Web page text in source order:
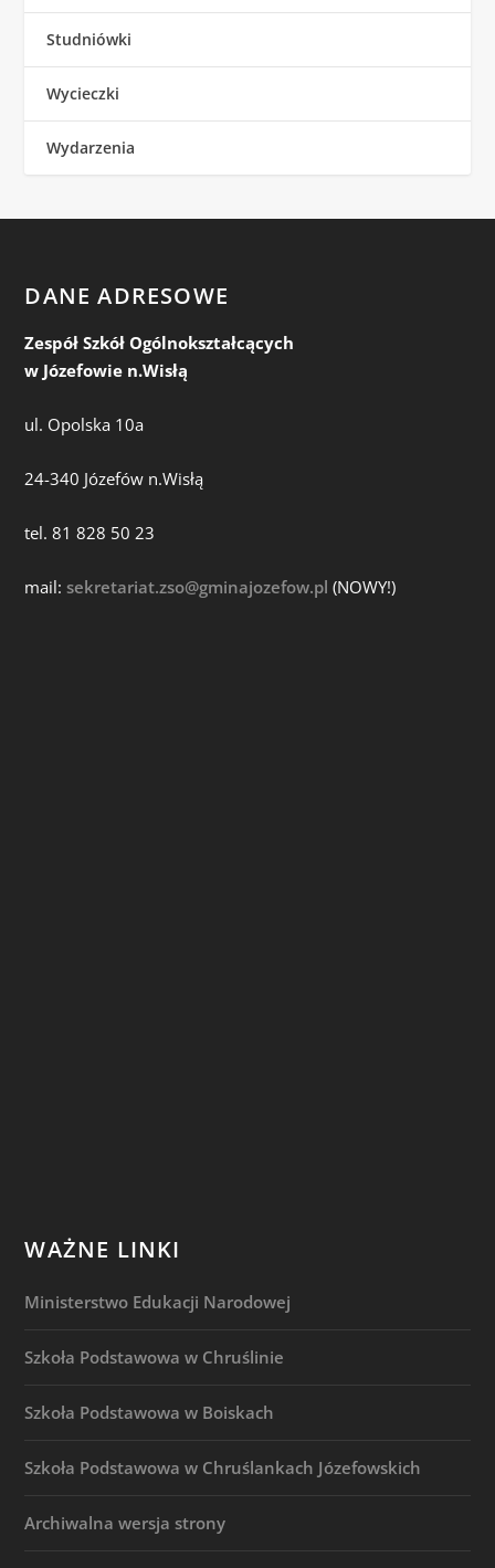
Studniówki
Wycieczki
Wydarzenia
DANE ADRESOWE
Zespół Szkół Ogólnokształcących
w Józefowie n.Wisłą
ul. Opolska 10a
24-340 Józefów n.Wisłą
tel. 81 828 50 23
mail:sekretariat.zso@gminajozefow.pl (NOWY!)
WAŻNE LINKI
Ministerstwo Edukacji Narodowej
Szkoła Podstawowa w Chruślinie
Szkoła Podstawowa w Boiskach
Szkoła Podstawowa w Chruślankach Józefowskich
Archiwalna wersja strony